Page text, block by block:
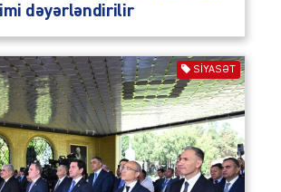
dəyərləndirilir
SIYASƏT